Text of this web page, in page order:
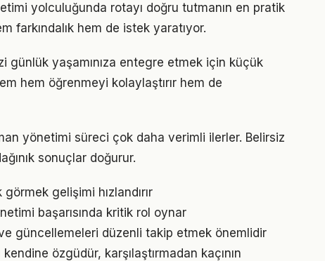
yolculuğunda rotayı doğru tutmanın en pratik
farkındalık hem de istek yaratıyor.
günlük yaşamınıza entegre etmek için küçük
hem öğrenmeyi kolaylaştırır hem de
yönetimi süreci çok daha verimli ilerler. Belirsiz
sonuçlar doğurur.
görmek gelişimi hızlandırır
başarısında kritik rol oynar
güncellemeleri düzenli takip etmek önemlidir
özgüdür, karşılaştırmadan kaçının